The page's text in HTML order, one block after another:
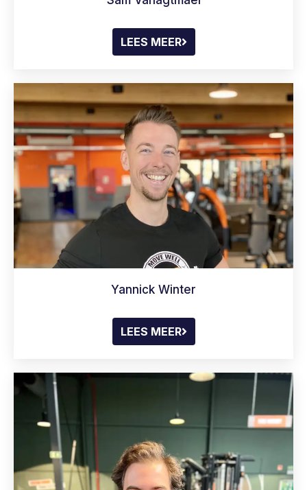
LEES MEER
Yannick Winter
LEES MEER